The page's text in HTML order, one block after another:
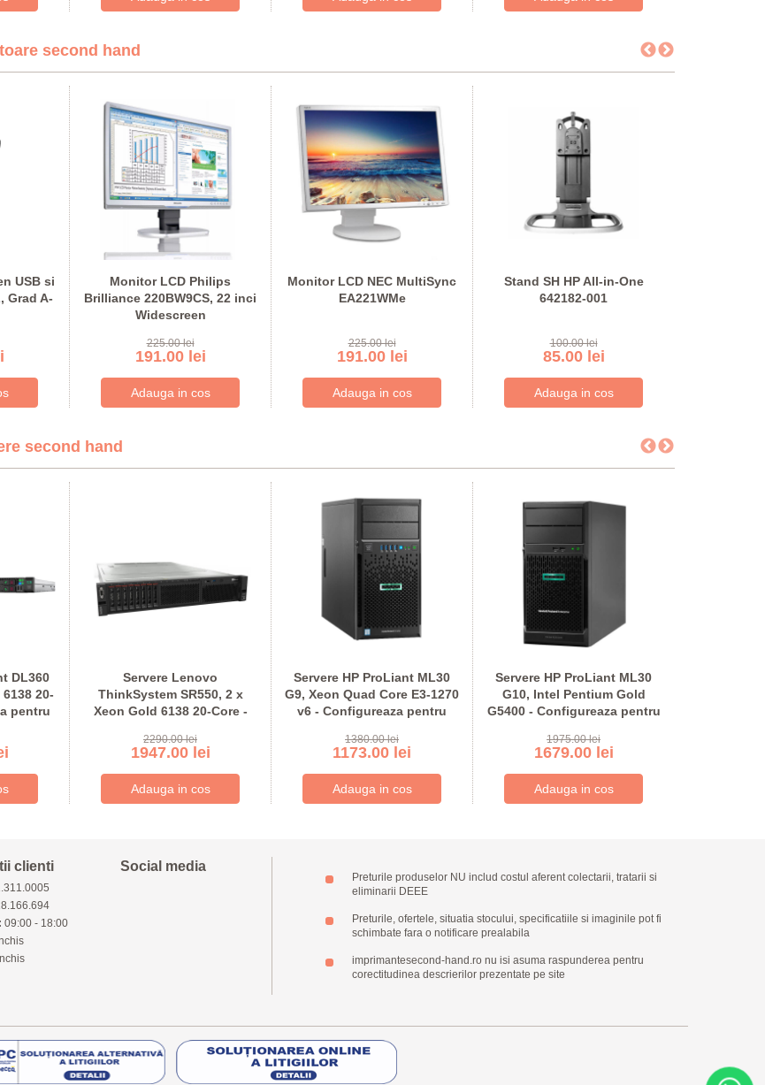
second hand
USB si
Grad A-
Monitor LCD Philips
Brilliance 220BW9CS, 22 inci
Widescreen
225.00 lei
191.00 lei
Monitor LCD NEC MultiSync
EA221WMe
225.00 lei
191.00 lei
Stand SH HP All-in-One
642182-001
100.00 lei
85.00 lei
second hand
DL360
20-
pentru
Servere Lenovo
ThinkSystem SR550, 2 x
Xeon Gold 6138 20-Core -
comanda
2290.00 lei
1947.00 lei
Servere HP ProLiant ML30
G9, Xeon Quad Core E3-1270
v6 - Configureaza pentru
1380.00 lei
1173.00 lei
Servere HP ProLiant ML30
G10, Intel Pentium Gold
G5400 - Configureaza pentru
1975.00 lei
1679.00 lei
clienti
09:00 - 18:00
Social media
Preturile produselor NU includ costul aferent colectarii, tratarii si
eliminarii DEEE
Preturile, ofertele, situatia stocului, specificatiile si imaginile pot fi
schimbate fara o notificare prealabila
imprimantesecond-hand.ro nu isi asuma raspunderea pentru
corectitudinea descrierilor prezentate pe site